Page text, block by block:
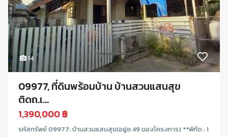
14
09977, ที่ดินพร้อมบ้าน บ้านสวนแสนสุข
ติดถ.เ...
1,390,000 ฿
รหัสทรัพย์ 09977: บ้านสวนแสนสุข(อยู่ซ.49 ของโครงการ) **พิกัด : 1